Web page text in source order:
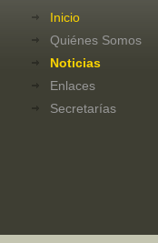
Inicio
Quiénes Somos
Noticias
Enlaces
Secretarías